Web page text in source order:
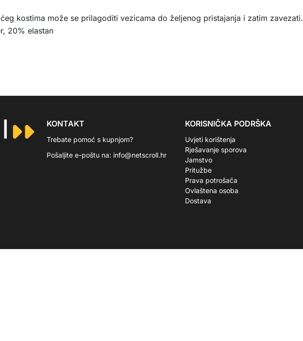
kostima može se prilagoditi vezicama do željenog pristajanja i zatim zavezati.
20% elastan
KONTAKT
Trebate pomoć s kupnjom?
Pošaljite e-poštu na: info@netscroll.hr
KORISNIČKA PODRŠKA
Uvjeti korištenja
Rješavanje sporova
Jamstvo
Pritužbe
Prava potrošača
Ovlaštena osoba
Dostava